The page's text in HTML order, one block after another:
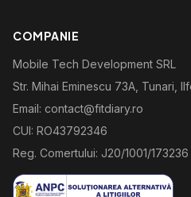
COMPANIE
Mobile Tech Development SRL
Str. Mihai Eminescu 73A, Tunari,
Email: contact@fitdiary.ro
CUI: RO43792346
Reg. Comertului: J20/1001/173236